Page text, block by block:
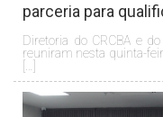
parceria para
Diretoria do CRCBA e
reuniram nesta quinta-